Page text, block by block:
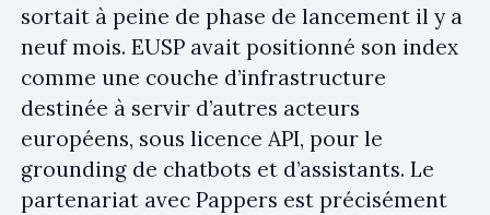
sortait à peine de phase de lancement il y a
neuf mois. EUSP avait positionné son index
comme une couche d’infrastructure
destinée à servir d’autres acteurs
européens, sous licence API, pour le
grounding de chatbots et d’assistants. Le
partenariat avec Pappers est précisément